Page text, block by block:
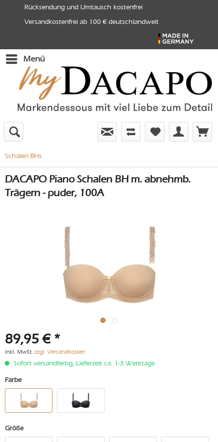
Rücksendung und Umtausch kostenfrei
Versandkostenfrei ab 100 € deutschlandweit
Menü
Schalen BHs
DACAPO Piano Schalen BH m. abnehmb.
Trägern - puder, 100A
89,95 € *
inkl. MwSt. zzgl. Versandkosten
Sofort versandfertig, Lieferzeit ca. 1-3 Werktage
Farbe
Größe